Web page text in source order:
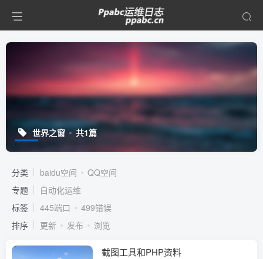
世界之窗 共1篇
分类 baidu空间
QQ空间
专题
自动化运维
标签
445端口
499错误
排序
更新 发布 浏览
截图工具和PHP资料